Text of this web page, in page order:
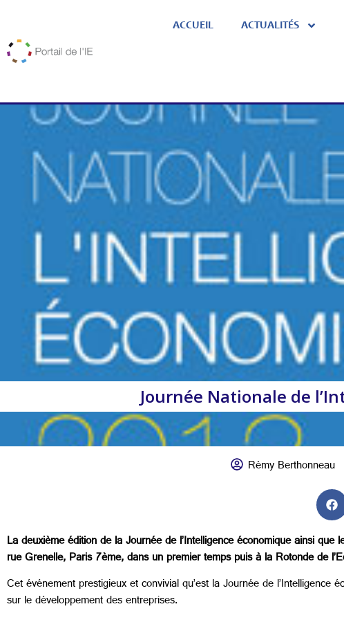
ACCUEIL ACTUALITÉS
Journée Nationale de
Rémy Berthonneau
La deuxième édition de la Journée de l’Intelligence économique ainsi
rue Grenelle, Paris 7ème, dans un premier temps puis à la Rotonde de
Cet événement prestigieux et convivial qu’est la Journée de
sur le développement des entreprises.